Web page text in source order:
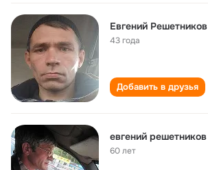
Евгений Решетников
43 года
Добавить в друзья
евгений решетников
60 лет